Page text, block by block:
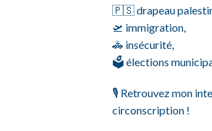
🇵🇸 drapeau
🛫 immigration,
🚓 insécurité,
🗳 élections
🎙 Retrouvez mon
circonscription !